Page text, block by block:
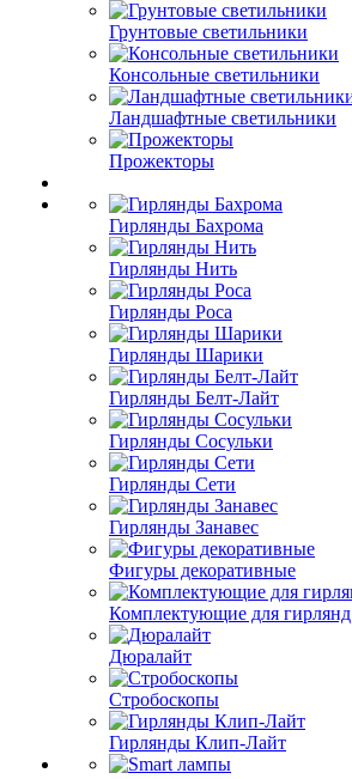
Грунтовые светильники
Консольные светильники
Ландшафтные светильники
Прожекторы
Гирлянды Бахрома
Гирлянды Нить
Гирлянды Роса
Гирлянды Шарики
Гирлянды Белт-Лайт
Гирлянды Сосульки
Гирлянды Сети
Гирлянды Занавес
Фигуры декоративные
Комплектующие для гирлянд
Дюралайт
Стробоскопы
Гирлянды Клип-Лайт